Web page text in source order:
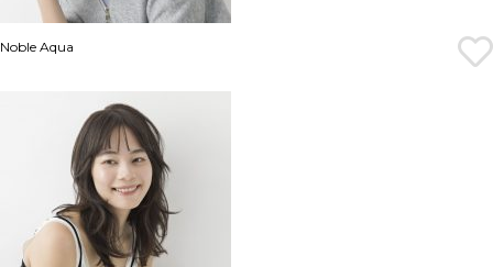
Noble Aqua